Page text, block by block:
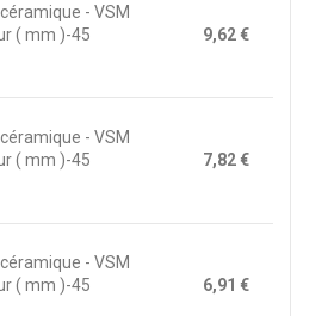
- VSM
( mm )-45
9,62 €
- VSM
( mm )-45
7,82 €
- VSM
( mm )-45
6,91 €